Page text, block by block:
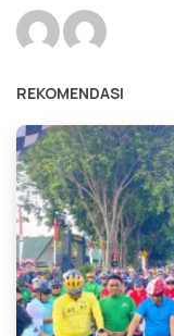
REKOMENDASI